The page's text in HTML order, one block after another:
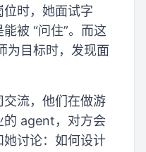
时，她面试字
被 “问住”。而这
为目标时，发现面
流，他们在做游
的 agent，对方会
讨论：如何设计